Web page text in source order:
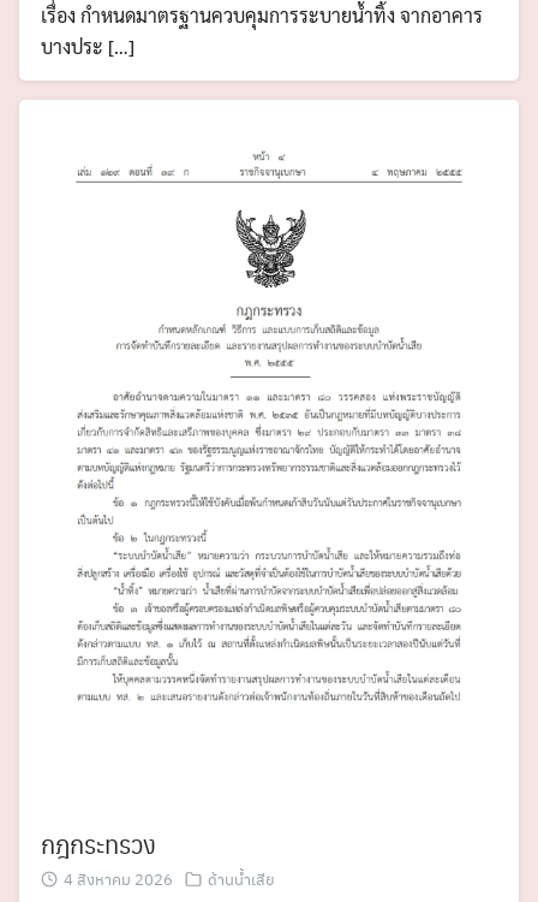
เรื่อง กำหนดมาตรฐานควบคุมการระบายน้ำทิ้ง จากอาคาร
บางประ […]
กฎกระทรวง
4 สิงหาคม 2026 ด้านน้ำเสีย